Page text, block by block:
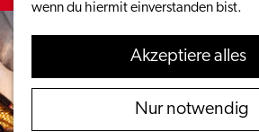
wenn du hiermit einverstanden bist.
Akzeptiere alles
Nur notwendig
Ihren